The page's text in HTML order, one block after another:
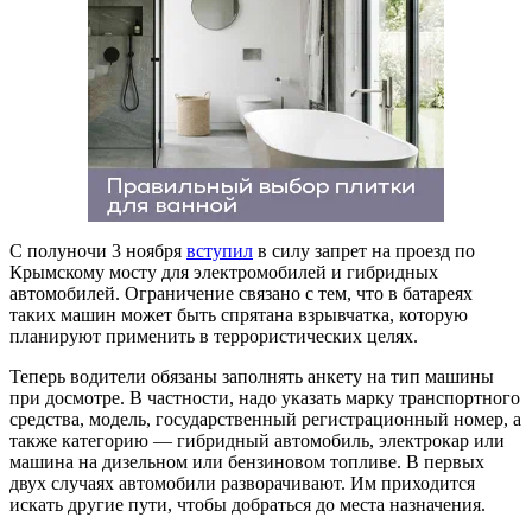
С полуночи 3 ноября вступил в силу запрет на проезд по
Крымскому мосту для электромобилей и гибридных
автомобилей. Ограничение связано с тем, что в батареях
таких машин может быть спрятана взрывчатка, которую
планируют применить в террористических целях.
Теперь водители обязаны заполнять анкету на тип машины
при досмотре. В частности, надо указать марку транспортного
средства, модель, государственный регистрационный номер, а
также категорию — гибридный автомобиль, электрокар или
машина на дизельном или бензиновом топливе. В первых
двух случаях автомобили разворачивают. Им приходится
искать другие пути, чтобы добраться до места назначения.